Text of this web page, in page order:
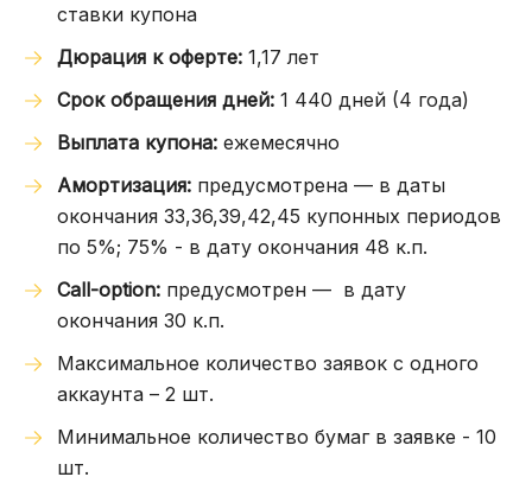
ставки купона
Дюрация к оферте: 1,17 лет
Срок обращения дней: 1 440 дней (4 года)
Выплата купона: ежемесячно
Амортизация: предусмотрена — в даты
окончания 33,36,39,42,45 купонных периодов
по 5%; 75% - в дату окончания 48 к.п.
Сall-option: предусмотрен — в дату
окончания 30 к.п.
Максимальное количество заявок с одного
аккаунта – 2 шт.
Минимальное количество бумаг в заявке - 10
шт.